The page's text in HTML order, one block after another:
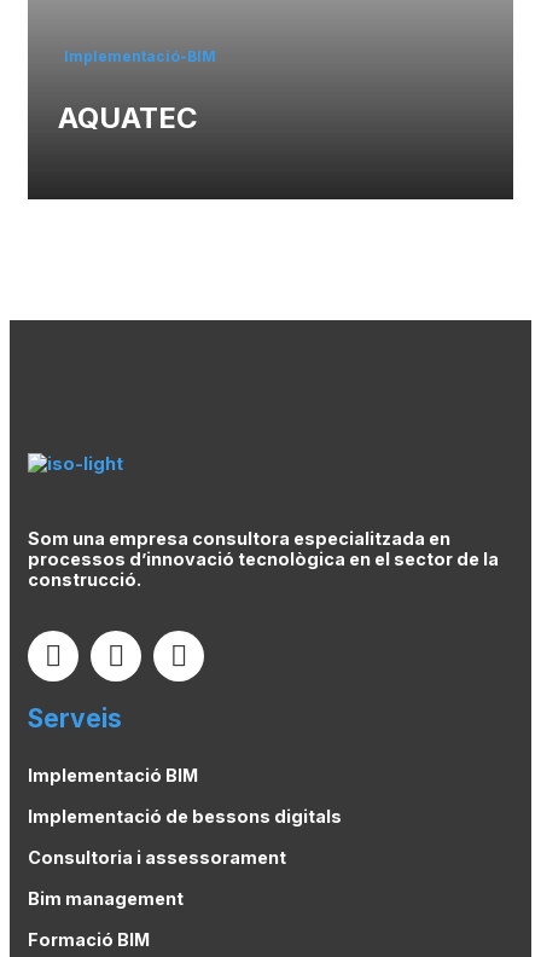
Implementació-BIM
AQUATEC
Som una empresa consultora especialitzada en
processos d’innovació tecnològica en el sector de la
construcció.
Serveis
Implementació BIM
Implementació de bessons digitals
Consultoria i assessorament
Bim management
Formació BIM